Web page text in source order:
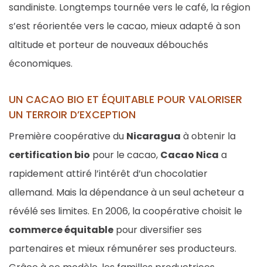
sandiniste. Longtemps tournée vers le café, la région
s’est réorientée vers le cacao, mieux adapté à son
altitude et porteur de nouveaux débouchés
économiques.
UN CACAO BIO ET ÉQUITABLE POUR VALORISER
UN TERROIR D’EXCEPTION
Première coopérative du Nicaragua à obtenir la
certification bio pour le cacao, Cacao Nica a
rapidement attiré l’intérêt d’un chocolatier
allemand. Mais la dépendance à un seul acheteur a
révélé ses limites. En 2006, la coopérative choisit le
commerce équitable pour diversifier ses
partenaires et mieux rémunérer ses producteurs.